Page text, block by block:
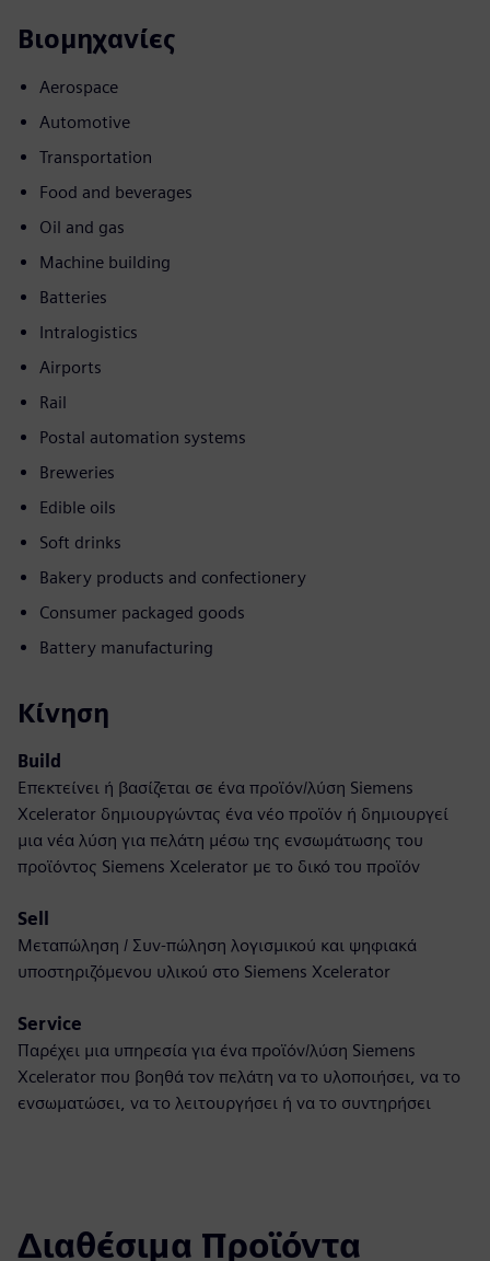
Βιομηχανίες
Aerospace
Automotive
Transportation
Food and beverages
Oil and gas
Machine building
Batteries
Intralogistics
Airports
Rail
Postal automation systems
Breweries
Edible oils
Soft drinks
Bakery products and confectionery
Consumer packaged goods
Battery manufacturing
Κίνηση
Build
Επεκτείνει ή βασίζεται σε ένα προϊόν/λύση Siemens
Xcelerator δημιουργώντας ένα νέο προϊόν ή δημιουργεί
μια νέα λύση για πελάτη μέσω της ενσωμάτωσης του
προϊόντος Siemens Xcelerator με το δικό του προϊόν
Sell
Μεταπώληση / Συν-πώληση λογισμικού και ψηφιακά
υποστηριζόμενου υλικού στο Siemens Xcelerator
Service
Παρέχει μια υπηρεσία για ένα προϊόν/λύση Siemens
Xcelerator που βοηθά τον πελάτη να το υλοποιήσει, να το
ενσωματώσει, να το λειτουργήσει ή να το συντηρήσει
Διαθέσιμα Προϊόντα